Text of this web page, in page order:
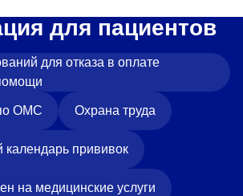
для пациентов
для отказа в оплате
ОМС Охрана труда
прививок
на медицинские услуги